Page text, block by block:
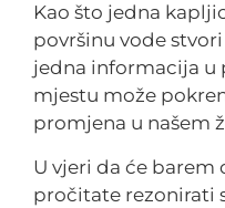
Kao što jedna
površinu vode
jedna informacija u
mjestu može
promjena u našem
U vjeri da će
pročitate rezonirati